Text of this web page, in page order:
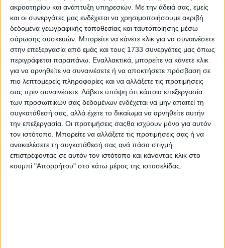
ακροατηρίου και ανάπτυξη υπηρεσιών. Με την άδειά σας, εμείς
και οι συνεργάτες μας ενδέχεται να χρησιμοποιήσουμε ακριβή
δεδομένα γεωγραφικής τοποθεσίας και ταυτοποίησης μέσω
σάρωσης συσκευών. Μπορείτε να κάνετε κλικ για να συναινέσετε
στην επεξεργασία από εμάς και τους 1733 συνεργάτες μας όπως
περιγράφεται παραπάνω. Εναλλακτικά, μπορείτε να κάνετε κλικ
για να αρνηθείτε να συναινέσετε ή να αποκτήσετε πρόσβαση σε
πιο λεπτομερείς πληροφορίες και να αλλάξετε τις προτιμήσεις
σας πριν συναινέσετε. Λάβετε υπόψη ότι κάποια επεξεργασία
των προσωπικών σας δεδομένων ενδέχεται να μην απαιτεί τη
συγκατάθεσή σας, αλλά έχετε το δικαίωμα να αρνηθείτε αυτήν
την επεξεργασία. Οι προτιμήσεις σαςθα ισχύουν μόνο για αυτόν
τον ιστότοπο. Μπορείτε να αλλάξετε τις προτιμήσεις σας ή να
ανακαλέσετε τη συγκατάθεσή σας ανά πάσα στιγμή
επιστρέφοντας σε αυτόν τον ιστότοπο και κάνοντας κλικ στο
κουμπί "Απορρήτου" στο κάτω μέρος της ιστοσελίδας.
Toyota Relax: 11 έτη ή 200.000 χλμ.
Η Toyota προσφέρει για όλα της τα μοντέλα το
πρόγραμμα Toyota Relax. Είναι ένα πρωτοποριακό